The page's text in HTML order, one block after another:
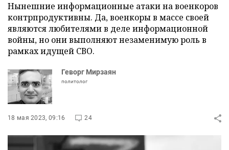
Нынешние информационные атаки на военкоров
контрпродуктивны. Да, военкоры в массе своей
являются любителями в деле информационной
войны, но они выполняют незаменимую роль в
рамках идущей СВО.
Геворг Мирзаян
политолог
18 мая 2023, 09:16 24